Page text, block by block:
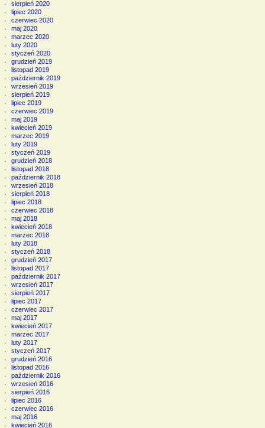
sierpień 2020
lipiec 2020
czerwiec 2020
maj 2020
marzec 2020
luty 2020
styczeń 2020
grudzień 2019
listopad 2019
październik 2019
wrzesień 2019
sierpień 2019
lipiec 2019
czerwiec 2019
maj 2019
kwiecień 2019
marzec 2019
luty 2019
styczeń 2019
grudzień 2018
listopad 2018
październik 2018
wrzesień 2018
sierpień 2018
lipiec 2018
czerwiec 2018
maj 2018
kwiecień 2018
marzec 2018
luty 2018
styczeń 2018
grudzień 2017
listopad 2017
październik 2017
wrzesień 2017
sierpień 2017
lipiec 2017
czerwiec 2017
maj 2017
kwiecień 2017
marzec 2017
luty 2017
styczeń 2017
grudzień 2016
listopad 2016
październik 2016
wrzesień 2016
sierpień 2016
lipiec 2016
czerwiec 2016
maj 2016
kwiecień 2016